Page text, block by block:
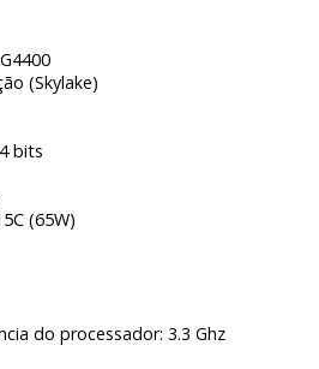
(Skylake)
bits
(65W)
do processador: 3.3 Ghz